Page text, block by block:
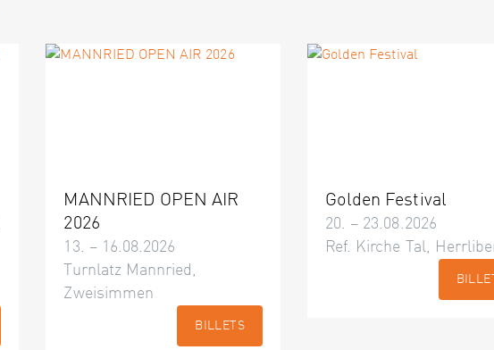
MANNRIED OPEN AIR
2026
13. – 16.08.2026
Turnlatz Mannried,
Zweisimmen
BILLETS
Golden Festival
20. – 23.08.2026
Ref. Kirche Tal,